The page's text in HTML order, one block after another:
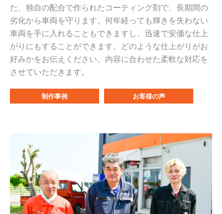
た、独自の配合で作られたコーティング剤で、長期間の
劣化から車両を守ります。何年経っても輝きを失わない
車両を手に入れることもできますし、迅速で安価な仕上
がりにもすることができます。どのような仕上がりがお
好みかをお伝えください。内容に合わせた柔軟な対応を
させていただきます。
制作事例 お客様の声